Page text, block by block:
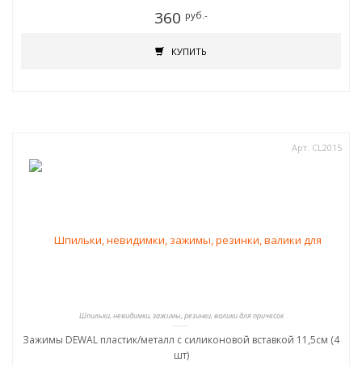
360 руб.-
КУПИТЬ
Арт. CL2015
Шпильки, невидимки, зажимы, резинки, валики для причесок
Зажимы DEWAL пластик/металл с силиконовой вставкой 11,5см (4
шт)